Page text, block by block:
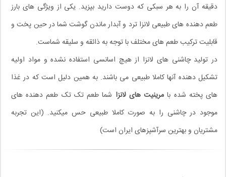
دقیقه آن را به هر سبکی که دوست دارید بپزید. یکی از ویژگی های بارز
طعم دهنده های طبیعی لانزا ترد و آبدار ماندن گوشت شما در حین پخت و
قابلیت ترکیب طعم های مختلف با توجه به ذائقه و سلیقه شماست.
در تولید چاشنی های لانزا از هیچ اسانسی استفاده نشده و مواد اولیه
تشکیل دهنده آنها کاملا طبیعی می باشند. به همین دلیل است که در غذا
های پخته شده با مرینیت های لانزا شما طعم تک تک طعم دهنده های
موجود در چاشنی را به صورت کاملا طبیعی حس میکنید. (این تجربه
مشتریان و بهترین سرآشپزهای ایران است)